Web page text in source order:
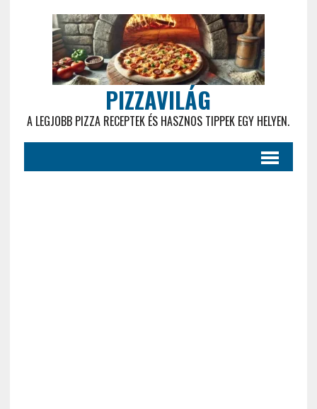
PIZZAVILÁG
A LEGJOBB PIZZA RECEPTEK ÉS HASZNOS TIPPEK EGY HELYEN.